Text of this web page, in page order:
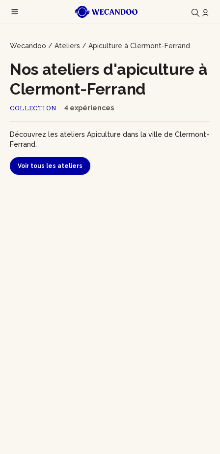
Wecandoo / Ateliers / Apiculture à Clermont-Ferrand
COLLECTION 4 expériences
Nos ateliers d'apiculture à
Clermont-Ferrand
Découvrez les ateliers Apiculture dans la ville de Clermont-
Ferrand.
Voir tous les ateliers